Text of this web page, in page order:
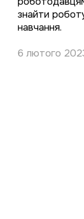
знайти
навчання.
6 лютого